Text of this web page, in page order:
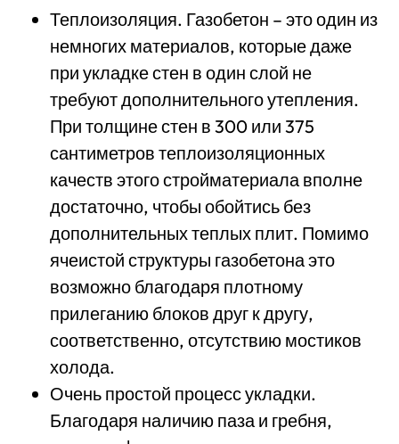
Теплоизоляция. Газобетон – это один из
немногих материалов, которые даже
при укладке стен в один слой не
требуют дополнительного утепления.
При толщине стен в 300 или 375
сантиметров теплоизоляционных
качеств этого стройматериала вполне
достаточно, чтобы обойтись без
дополнительных теплых плит. Помимо
ячеистой структуры газобетона это
возможно благодаря плотному
прилеганию блоков друг к другу,
соответственно, отсутствию мостиков
холода.
Очень простой процесс укладки.
Благодаря наличию паза и гребня,